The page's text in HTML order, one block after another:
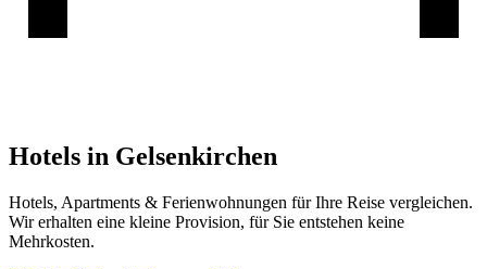
Hotels in Gelsenkirchen
Hotels, Apartments & Ferienwohnungen für Ihre Reise vergleichen.
Wir erhalten eine kleine Provision, für Sie entstehen keine
Mehrkosten.